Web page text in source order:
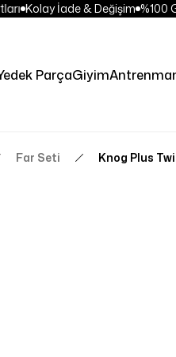
Kolay İade & Değişim %100
ParçaGiyim
Far Seti Knog Plus